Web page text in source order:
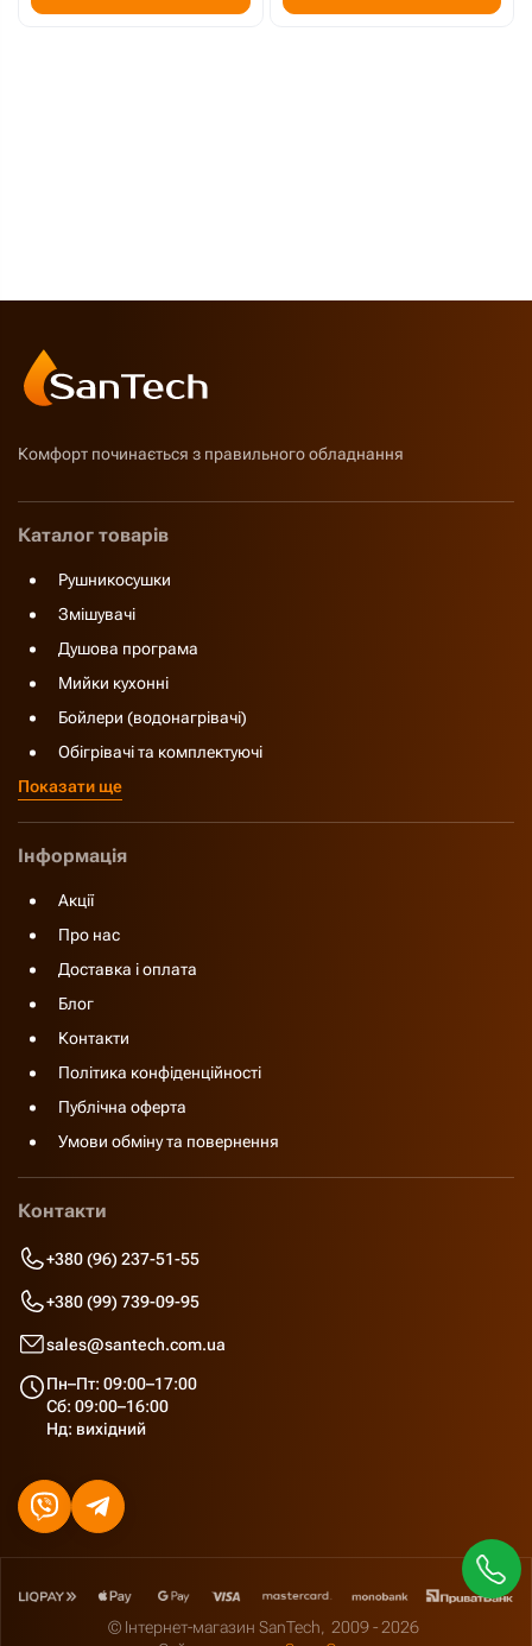
Комфорт починається з правильного обладнання
Каталог товарів
Рушникосушки
Змішувачі
Душова програма
Мийки кухонні
Бойлери (водонагрівачі)
Обігрівачі та комплектуючі
Показати ще
Інформація
Акції
Про нас
Доставка і оплата
Блог
Контакти
Політика конфіденційності
Публічна оферта
Умови обміну та повернення
Контакти
+380 (96) 237-51-55
+380 (99) 739-09-95
sales@santech.com.ua
Пн–Пт: 09:00–17:00
Сб: 09:00–16:00
Нд: вихідний
© Інтернет-магазин SanTech,
2009 - 2026